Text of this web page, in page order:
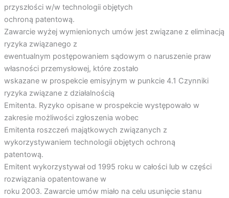
przyszłości w/w technologii objętych
ochroną patentową.
Zawarcie wyżej wymienionych umów jest związane z eliminacją
ryzyka związanego z
ewentualnym postępowaniem sądowym o naruszenie praw
własności przemysłowej, które zostało
wskazane w prospekcie emisyjnym w punkcie 4.1 Czynniki
ryzyka związane z działalnością
Emitenta. Ryzyko opisane w prospekcie występowało w
zakresie możliwości zgłoszenia wobec
Emitenta roszczeń majątkowych związanych z
wykorzystywaniem technologii objętych ochroną
patentową.
Emitent wykorzystywał od 1995 roku w całości lub w części
rozwiązania opatentowane w
roku 2003. Zawarcie umów miało na celu usunięcie stanu